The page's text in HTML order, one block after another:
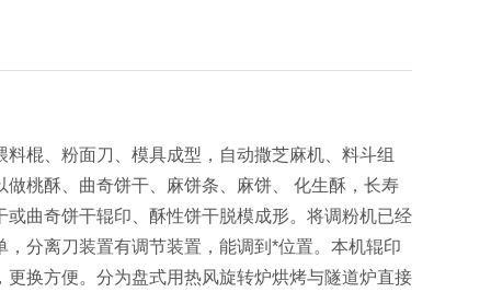
棍、粉面刀、模具成型，自动撒芝麻机、料斗组
做桃酥、曲奇饼干、麻饼条、麻饼、 化生酥，长寿
或曲奇饼干辊印、酥性饼干脱模成形。 将调粉机已经
，分离刀装置有调节装置，能调到*位置。本机辊印
换方便。 分为盘式用热风旋转炉烘烤与隧道炉直接